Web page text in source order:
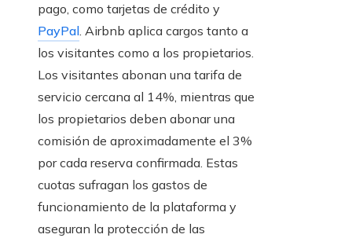
pago, como tarjetas de crédito y
PayPal. Airbnb aplica cargos tanto a
los visitantes como a los propietarios.
Los visitantes abonan una tarifa de
servicio cercana al 14%, mientras que
los propietarios deben abonar una
comisión de aproximadamente el 3%
por cada reserva confirmada. Estas
cuotas sufragan los gastos de
funcionamiento de la plataforma y
aseguran la protección de las